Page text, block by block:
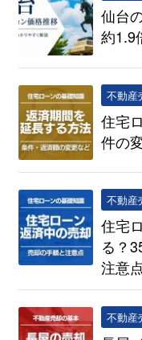
仙台
約1.9
不動産
住宅
件の
不動産
住宅
る？
注意
不動産